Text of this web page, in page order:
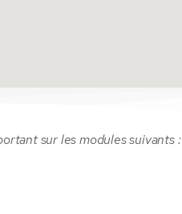
sur les modules suivants :